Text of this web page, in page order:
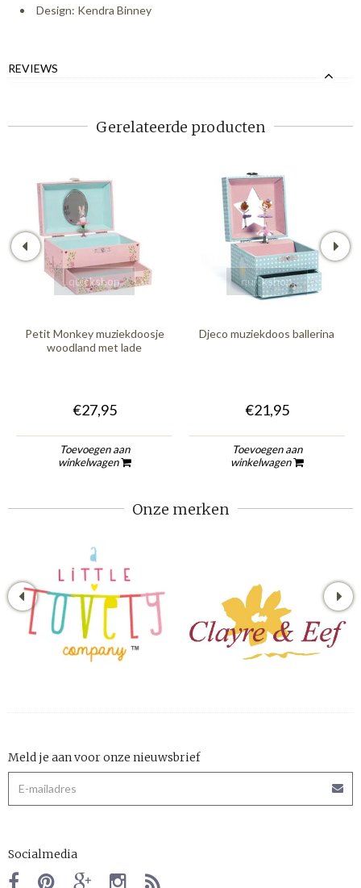
Design: Kendra Binney
REVIEWS
Gerelateerde producten
quickshop
Petit Monkey muziekdoosje
woodland met lade
€27,95
Toevoegen aan
winkelwagen
quickshop
Djeco muziekdoos ballerina
€21,95
Toevoegen aan
winkelwagen
Onze merken
Meld je aan voor onze nieuwsbrief
Socialmedia